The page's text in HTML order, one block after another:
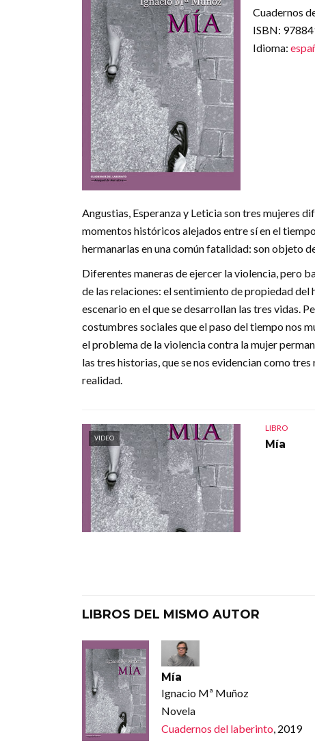
Cuadernos
ISBN:
Idioma:
Angustias, Esperanza y Leticia son tres mujeres
momentos históricos alejados entre sí en el
hermanarlas en una común fatalidad: son objeto
Diferentes maneras de ejercer la violencia, pero
de las relaciones: el sentimiento de propiedad
escenario en el que se desarrollan las tres vidas.
costumbres sociales que el paso del tiempo nos
el problema de la violencia contra la mujer
las tres historias, que se nos evidencian como
realidad.
VIDEO
LIBRO
Mía
LIBROS DEL MISMO AUTOR
Mía
Ignacio Mª Muñoz
Novela
Cuadernos del laberinto, 2019